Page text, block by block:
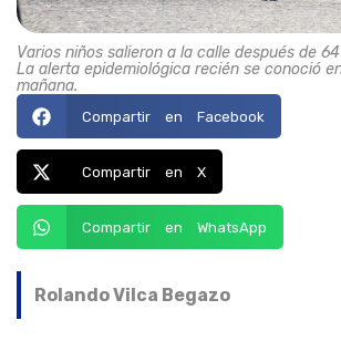
Varios niños salieron a la calle después de
La alerta epidemiológica recién se conoció
mañana.
Compartir en Facebook
Compartir en X
Compartir en WhatsApp
Rolando Vilca Begazo